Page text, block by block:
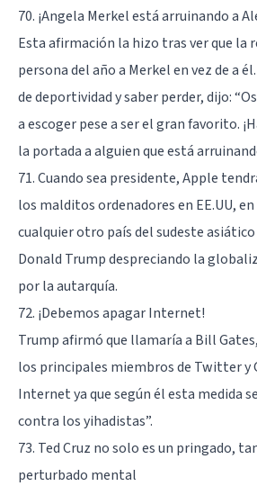
70. ¡Angela Merkel está arruinando a
Esta afirmación la hizo tras ver que la
persona del año a Merkel en vez de a
de deportividad y saber perder, dijo:
a escoger pese a ser el gran favorito.
la portada a alguien que está
71. Cuando sea presidente, Apple
los malditos ordenadores en EE.UU, en
cualquier otro país del sudeste asiático
Donald Trump despreciando la
por la autarquía.
72. ¡Debemos apagar Internet!
Trump afirmó que llamaría a Bill
los principales miembros de Twitter y
Internet ya que según él esta medida
contra los yihadistas”.
73. Ted Cruz no solo es un pringado,
perturbado mental